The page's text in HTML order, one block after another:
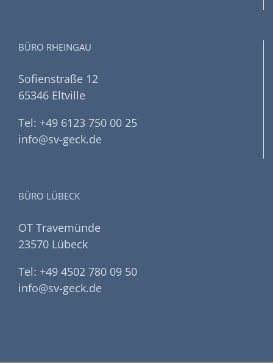
BÜRO RHEINGAU
Sofienstraße 12
65346 Eltville
Tel: +49 6123 750 00 25
info@sv-geck.de
BÜRO LÜBECK
OT Travemünde
23570 Lübeck
Tel: +49 4502 780 09 50
info@sv-geck.de